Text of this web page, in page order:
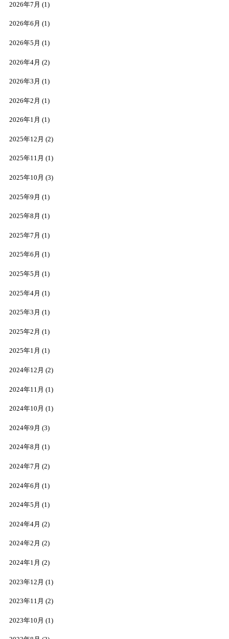
2026年7月 (1)
2026年6月 (1)
2026年5月 (1)
2026年4月 (2)
2026年3月 (1)
2026年2月 (1)
2026年1月 (1)
2025年12月 (2)
2025年11月 (1)
2025年10月 (3)
2025年9月 (1)
2025年8月 (1)
2025年7月 (1)
2025年6月 (1)
2025年5月 (1)
2025年4月 (1)
2025年3月 (1)
2025年2月 (1)
2025年1月 (1)
2024年12月 (2)
2024年11月 (1)
2024年10月 (1)
2024年9月 (3)
2024年8月 (1)
2024年7月 (2)
2024年6月 (1)
2024年5月 (1)
2024年4月 (2)
2024年2月 (2)
2024年1月 (2)
2023年12月 (1)
2023年11月 (2)
2023年10月 (1)